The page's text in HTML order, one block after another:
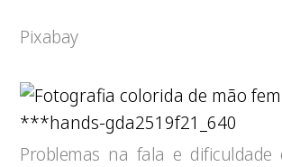
Pixabay
***hands-gda2519f21_640
Problemas na fala e